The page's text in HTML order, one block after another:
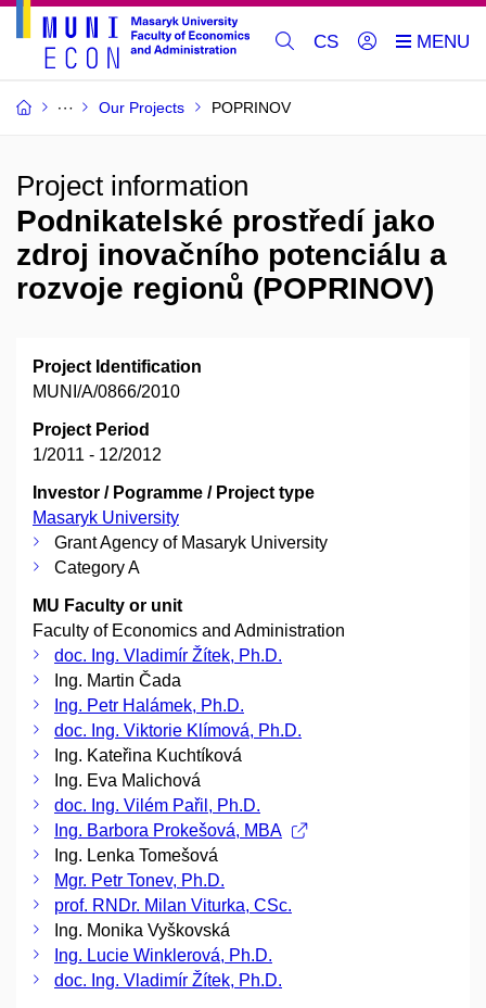
CS
Our Projects POPRINOV
Project information
Podnikatelské prostředí jako
zdroj inovačního potenciálu a
rozvoje regionů (POPRINOV)
Project Identification
MUNI/A/0866/2010
Project Period
1/2011 - 12/2012
Investor / Pogramme / Project type
Masaryk University
Grant Agency of Masaryk University
Category A
MU Faculty or unit
Faculty of Economics and Administration
doc. Ing. Vladimír Žítek, Ph.D.
Ing. Martin Čada
Ing. Petr Halámek, Ph.D.
doc. Ing. Viktorie Klímová, Ph.D.
Ing. Kateřina Kuchtíková
Ing. Eva Malichová
doc. Ing. Vilém Pařil, Ph.D.
Ing. Barbora Prokešová, MBA
Ing. Lenka Tomešová
Mgr. Petr Tonev, Ph.D.
prof. RNDr. Milan Viturka, CSc.
Ing. Monika Vyškovská
Ing. Lucie Winklerová, Ph.D.
doc. Ing. Vladimír Žítek, Ph.D.